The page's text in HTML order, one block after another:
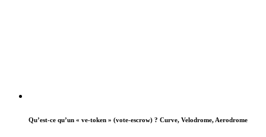
Qu’est-ce qu’un « ve-token » (vote-escrow) ? Curve, Velodrome, Aerodrome